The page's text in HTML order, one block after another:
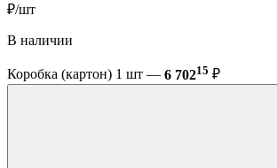
₽/шт
В наличии
Коробка (картон) 1 шт — 6 70215 ₽